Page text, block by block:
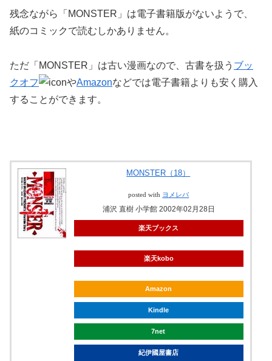
残念ながら「MONSTER」は電子書籍版がないようで、
紙のコミックで読むしかありません。
ただ「MONSTER」は古い漫画なので、古書を扱う ブッ
クオフ
やAmazonなどでは電子書籍よりも安く購入
することができます。
MONSTER（18）
posted with ヨメレバ
浦沢 直樹 小学館 2002年02月28日
楽天ブックス
楽天kobo
Amazon
Kindle
7net
紀伊國屋書店